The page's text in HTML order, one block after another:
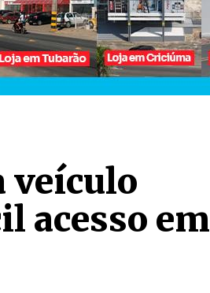
veículo
acesso em